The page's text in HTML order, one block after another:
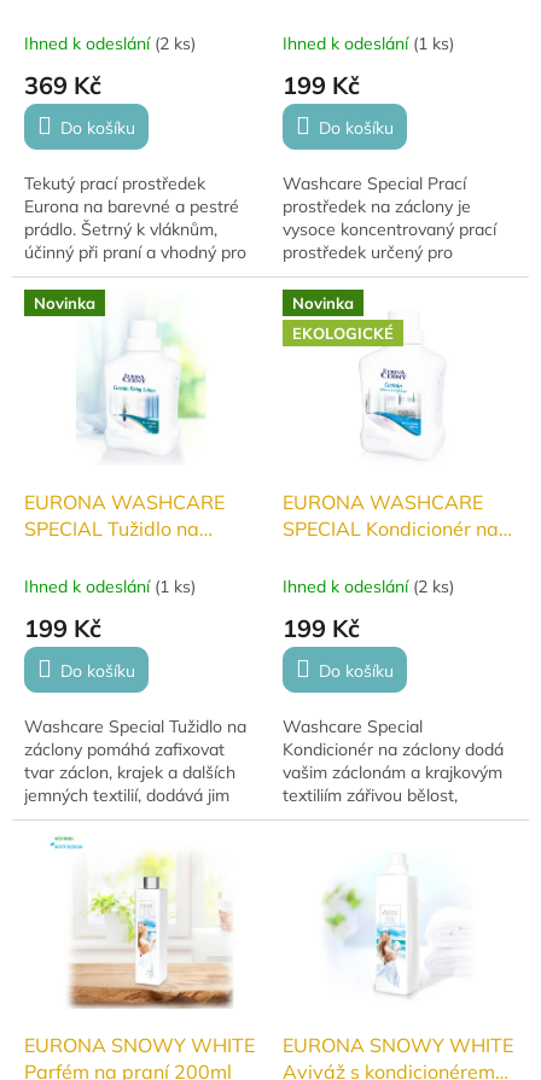
Ihned k odeslání (2 ks)
369 Kč
Do košíku
Tekutý prací prostředek
Eurona na barevné a pestré
prádlo. Šetrný k vláknům,
účinný při praní a vhodný pro
každodenní použití. Objem
1000 ml.
Ihned k odeslání (1 ks)
199 Kč
Do košíku
Washcare Special Prací
prostředek na záclony je
vysoce koncentrovaný prací
prostředek určený pro
záclony, krajkové prádlo a
jemné textilie. Účinně
odstraňuje prach, mastnotu i...
Novinka
EURONA WASHCARE
SPECIAL Tužidlo na
Ihned k odeslání (1 ks)
199 Kč
Do košíku
Washcare Special Tužidlo na
záclony pomáhá zafixovat
tvar záclon, krajek a dalších
jemných textilií, dodává jim
oslnivou záři a usnadňuje
jejich následnou údržbu. Díky...
Novinka
EKOLOGICKÉ
EURONA WASHCARE
SPECIAL Kondicionér na
Ihned k odeslání (2 ks)
199 Kč
Do košíku
Washcare Special
Kondicionér na záclony dodá
vašim záclonám a krajkovým
textiliím zářivou bělost,
svěžest a jemnost. Chrání
údržbu a díky speciálnímu...
EURONA SNOWY WHITE
Parfém na praní 200ml
EURONA SNOWY WHITE
Aviváž s kondicionérem